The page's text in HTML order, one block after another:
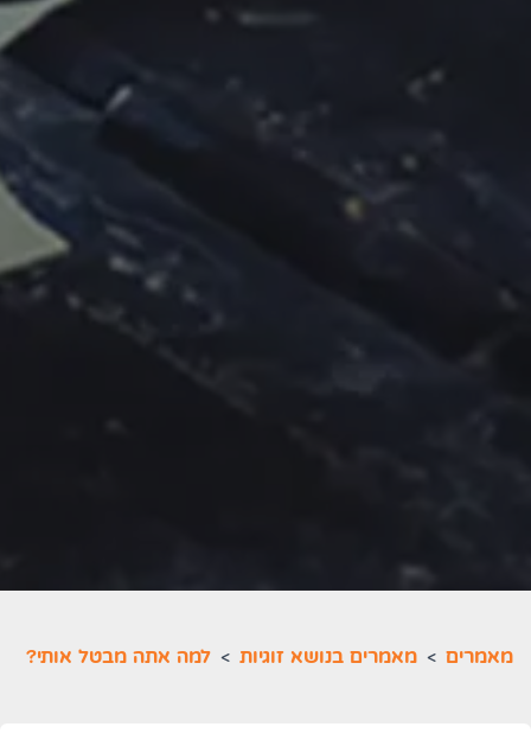
מאמרים > מאמרים בנושא זוגיות > למה אתה מבטל אותי?